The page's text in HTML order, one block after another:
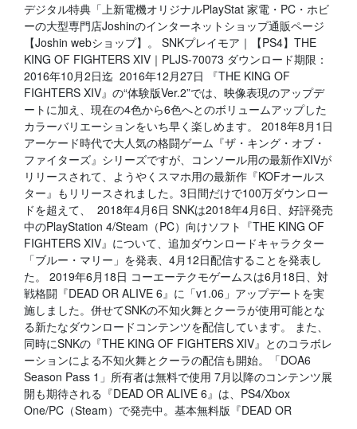
デジタル特典「上新電機オリジナルPlayStat 家電・PC・ホビ
ーの大型専門店Joshinのインターネットショップ通販ページ
【Joshin webショップ】。 SNKプレイモア｜【PS4】THE
KING OF FIGHTERS XIV｜PLJS-70073 ダウンロード期限：
2016年10月2日迄 2016年12月27日 『THE KING OF
FIGHTERS XIV』の“体験版Ver.2”では、映像表現のアップデ
ートに加え、現在の4色から6色へとのボリュームアップした
カラーバリエーションをいち早く楽しめます。 2018年8月1日
アーケード時代で大人気の格闘ゲーム『ザ・キング・オブ・
ファイターズ』シリーズですが、コンソール用の最新作XIVが
リリースされて、ようやくスマホ用の最新作『KOFオールス
ター』もリリースされました。3日間だけで100万ダウンロー
ドを超えて、 2018年4月6日 SNKは2018年4月6日、好評発売
中のPlayStation 4/Steam（PC）向けソフト『THE KING OF
FIGHTERS XIV』について、追加ダウンロードキャラクター
「ブルー・マリー」を発表、4月12日配信することを発表し
た。 2019年6月18日 コーエーテクモゲームスは6月18日、対
戦格闘『DEAD OR ALIVE 6』に「v1.06」アップデートを実
施しました。併せてSNKの不知火舞とクーラが使用可能とな
る新たなダウンロードコンテンツを配信しています。 また、
同時にSNKの『THE KING OF FIGHTERS XIV』とのコラボレ
ーションによる不知火舞とクーラの配信も開始。「DOA6
Season Pass 1」所有者は無料で使用 7月以降のコンテンツ展
開も期待される『DEAD OR ALIVE 6』は、PS4/Xbox
One/PC（Steam）で発売中。基本無料版『DEAD OR